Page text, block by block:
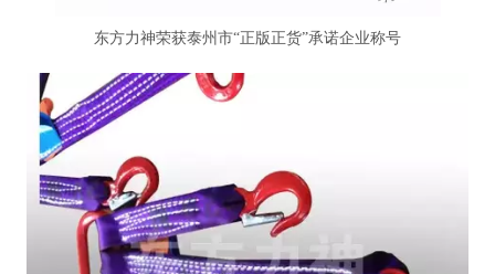
东方力神荣获泰州市“正版正货”承诺企业称号